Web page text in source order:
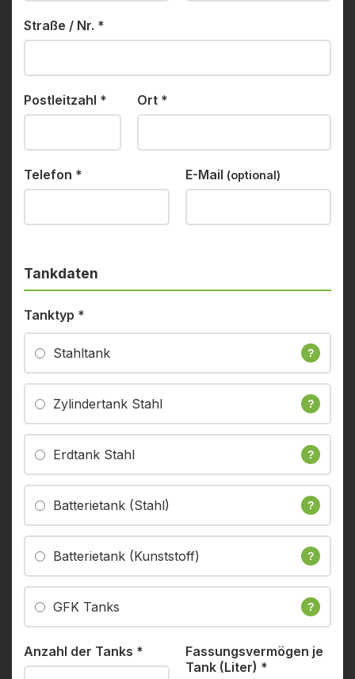
Straße / Nr. *
Postleitzahl * Ort *
Telefon * E-Mail (optional)
Tankdaten
Tanktyp *
Stahltank ?
Zylindertank Stahl ?
Erdtank Stahl ?
Batterietank (Stahl) ?
Batterietank (Kunststoff) ?
GFK Tanks ?
Anzahl der Tanks *
Fassungsvermögen je
Tank (Liter) *